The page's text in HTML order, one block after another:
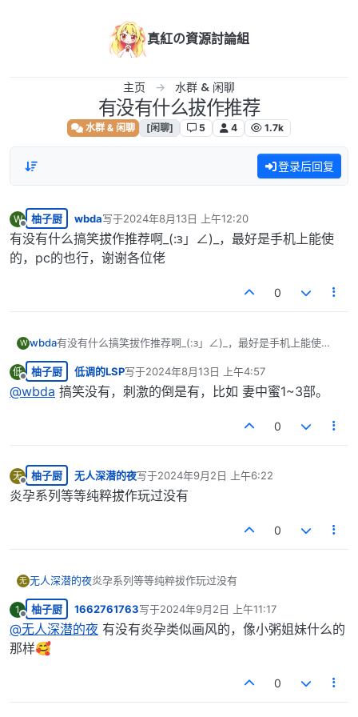
真紅の資源討論組
主页 水群 & 闲聊
有没有什么拔作推荐
水群 & 闲聊 [闲聊] 5 4 1.7k
登录后回复
W
离线
柚子厨 wbda写于2024年8月13日 上午12:20
最后由 编辑
有没有什么搞笑拔作推荐啊_(:з」∠)_，最好是手机上能使
的，pc的也行，谢谢各位佬
0
W wbda有没有什么搞笑拔作推荐啊_(:з」∠)_，最好是手机上能使
的，pc的也行，谢谢各位佬
低
离线
柚子厨 低调的LSP写于2024年8月13日 上午4:57
最后由 编辑
@wbda 搞笑没有，刺激的倒是有，比如 妻中蜜1~3部。
0
无
离线
柚子厨 无人深潜的夜写于2024年9月2日 上午6:22
最后由 编辑
炎孕系列等等纯粹拔作玩过没有
0
无 无人深潜的夜炎孕系列等等纯粹拔作玩过没有
1
离线
柚子厨 1662761763写于2024年9月2日 上午11:17
最后由 编辑
@无人深潜的夜 有没有炎孕类似画风的，像小粥姐妹什么的
那样🥰
0